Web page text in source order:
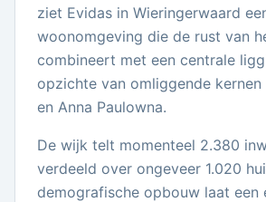
ziet Evidas in Wieringerwaard
woonomgeving die de rust van
combineert met een centrale
opzichte van omliggende kernen
en Anna Paulowna.
De wijk telt momenteel 2.380
verdeeld over ongeveer 1.020
demografische opbouw laat een